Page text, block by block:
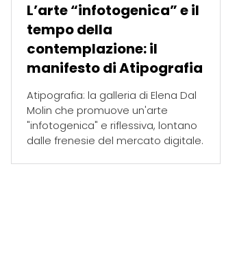
L’arte “infotogenica” e il
tempo della
contemplazione: il
manifesto di Atipografia
Atipografia: la galleria di Elena Dal
Molin che promuove un'arte
"infotogenica" e riflessiva, lontano
dalle frenesie del mercato digitale.